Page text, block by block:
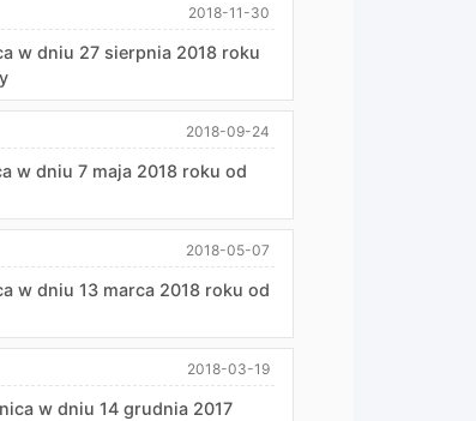
2018-11-30
w dniu 27 sierpnia 2018 roku
2018-09-24
w dniu 7 maja 2018 roku od
2018-05-07
w dniu 13 marca 2018 roku od
2018-03-19
w dniu 14 grudnia 2017